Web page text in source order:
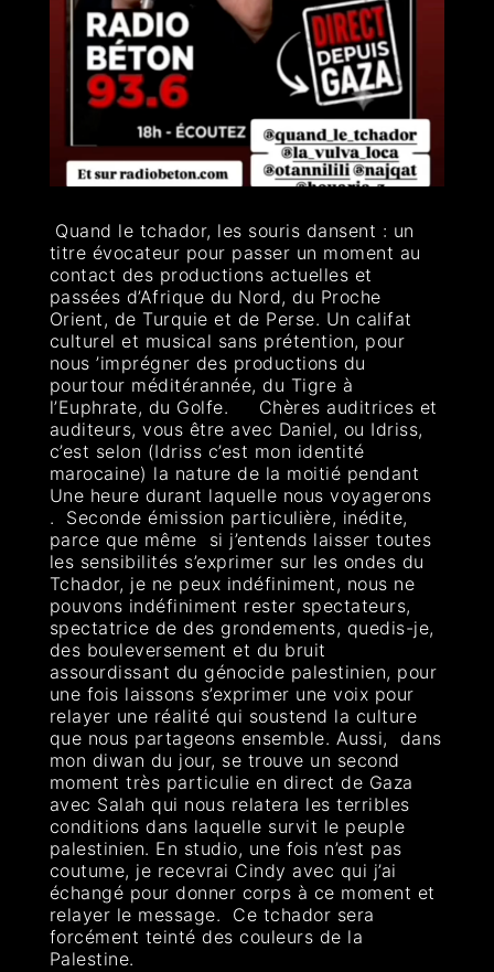
Quand le tchador, les souris dansent : un
titre évocateur pour passer un moment au
contact des productions actuelles et
passées d’Afrique du Nord, du Proche
Orient, de Turquie et de Perse. Un califat
culturel et musical sans prétention, pour
nous ’imprégner des productions du
pourtour méditérannée, du Tigre à
l’Euphrate, du Golfe. Chères auditrices et
auditeurs, vous être avec Daniel, ou Idriss,
c’est selon (Idriss c’est mon identité
marocaine) la nature de la moitié pendant
Une heure durant laquelle nous voyagerons
. Seconde émission particulière, inédite,
parce que même si j’entends laisser toutes
les sensibilités s’exprimer sur les ondes du
Tchador, je ne peux indéfiniment, nous ne
pouvons indéfiniment rester spectateurs,
spectatrice de des grondements, quedis-je,
des bouleversement et du bruit
assourdissant du génocide palestinien, pour
une fois laissons s’exprimer une voix pour
relayer une réalité qui soustend la culture
que nous partageons ensemble. Aussi, dans
mon diwan du jour, se trouve un second
moment très particulie en direct de Gaza
avec Salah qui nous relatera les terribles
conditions dans laquelle survit le peuple
palestinien. En studio, une fois n’est pas
coutume, je recevrai Cindy avec qui j’ai
échangé pour donner corps à ce moment et
relayer le message. Ce tchador sera
forcément teinté des couleurs de la
Palestine.